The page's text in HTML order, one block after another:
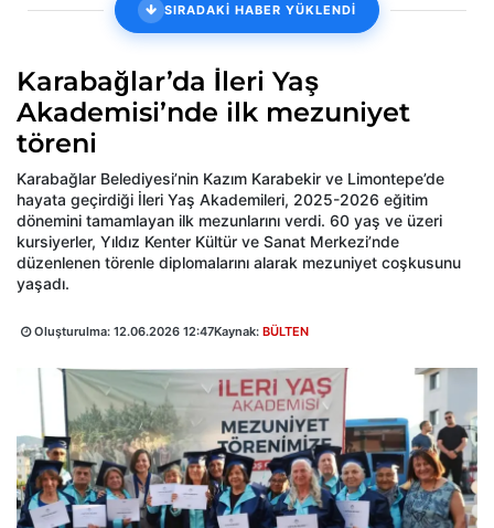
SIRADAKİ HABER YÜKLENDİ
Karabağlar’da İleri Yaş
Akademisi’nde ilk mezuniyet
töreni
Karabağlar Belediyesi’nin Kazım Karabekir ve Limontepe’de
hayata geçirdiği İleri Yaş Akademileri, 2025-2026 eğitim
dönemini tamamlayan ilk mezunlarını verdi. 60 yaş ve üzeri
kursiyerler, Yıldız Kenter Kültür ve Sanat Merkezi’nde
düzenlenen törenle diplomalarını alarak mezuniyet coşkusunu
yaşadı.
Oluşturulma: 12.06.2026 12:47Kaynak: BÜLTEN